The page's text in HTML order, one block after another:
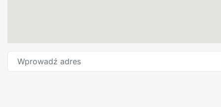
Wprowadź adres